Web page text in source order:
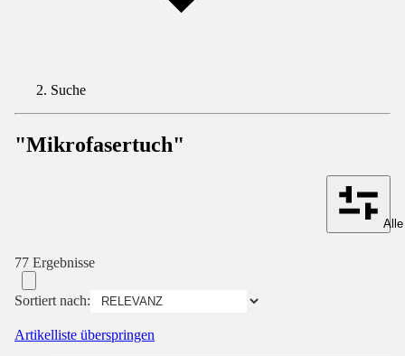
Suche
"Mikrofasertuch"
77 Ergebnisse
Sortiert nach:
Artikelliste überspringen